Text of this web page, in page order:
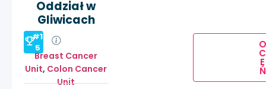
Oddział w
Gliwicach
#1
5
Breast Cancer
Unit, Colon Cancer
Unit
O
C
E
Ń